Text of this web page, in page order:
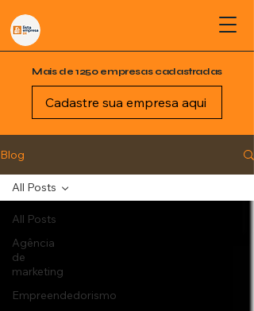
Mais de 1250 empresas cadastradas
Cadastre sua empresa aqui
Blog
All Posts
Agência
de
marketing
Empreendedorismo
All Posts